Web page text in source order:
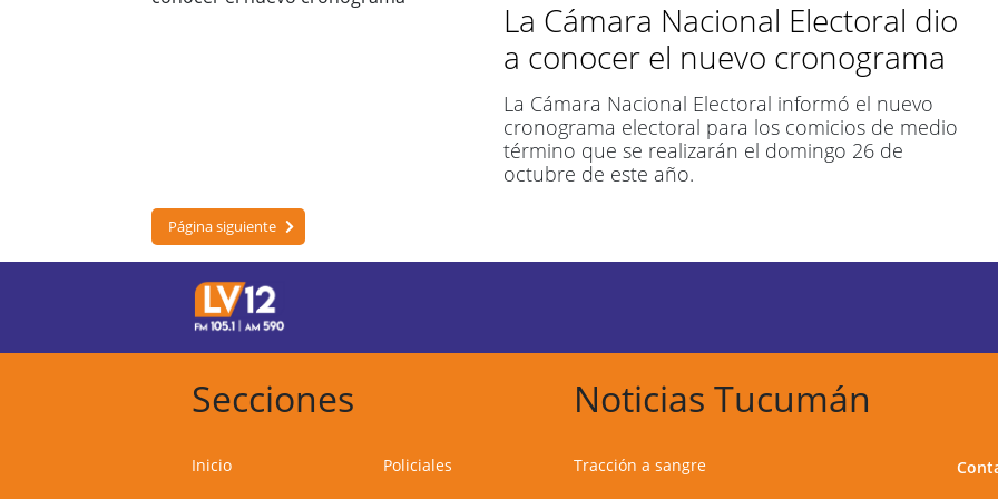
La Cámara Nacional Electoral dio
a conocer el nuevo cronograma
La Cámara Nacional Electoral informó el nuevo
cronograma electoral para los comicios de medio
término que se realizarán el domingo 26 de
octubre de este año.
Página siguiente
Secciones
Inicio
Policiales
Noticias Tucumán
Tracción a sangre